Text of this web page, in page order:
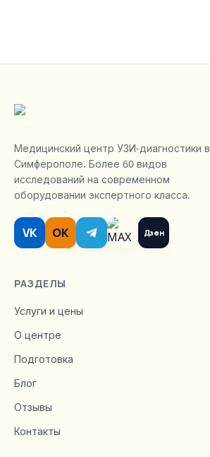
Медицинский центр УЗИ-диагностики в
Симферополе. Более 60 видов
исследований на современном
оборудовании экспертного класса.
VK OK Дзен
РАЗДЕЛЫ
Услуги и цены
О центре
Подготовка
Блог
Отзывы
Контакты